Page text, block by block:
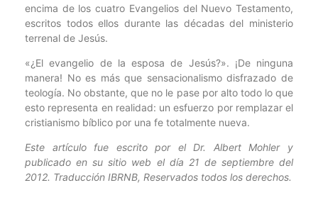
encima de los cuatro Evangelios del Nuevo Testamento,
escritos todos ellos durante las décadas del ministerio
terrenal de Jesús.
«¿El evangelio de la esposa de Jesús?». ¡De ninguna
manera! No es más que sensacionalismo disfrazado de
teología. No obstante, que no le pase por alto todo lo que
esto representa en realidad: un esfuerzo por remplazar el
cristianismo bíblico por una fe totalmente nueva.
Este artículo fue escrito por el Dr. Albert Mohler y
publicado en su sitio web el día 21 de septiembre del
2012. Traducción IBRNB, Reservados todos los derechos.